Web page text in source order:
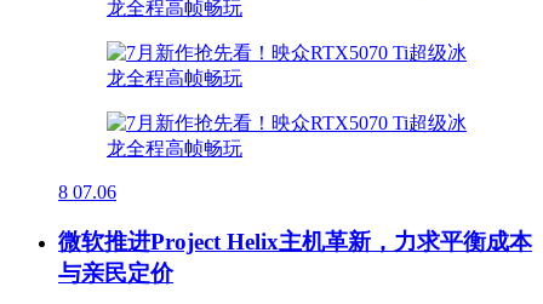
8 07.06
微软推进Project Helix主机革新，力求平衡成本
与亲民定价